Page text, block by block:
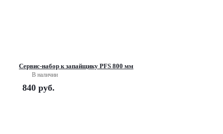
Сервис-набор к запайщику PFS 800 мм
В наличии
840 руб.